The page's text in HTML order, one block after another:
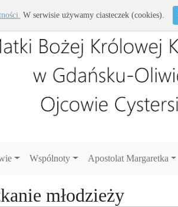
Wspólnoty Apostolat Margaretka
młodzieży
W serwisie używamy ciasteczek (cookies).